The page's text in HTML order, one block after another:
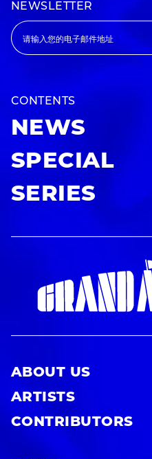
NEWSLETTER
CONTENTS
NEWS
SPECIAL
SERIES
ABOUT US
ARTISTS
CONTRIBUTORS